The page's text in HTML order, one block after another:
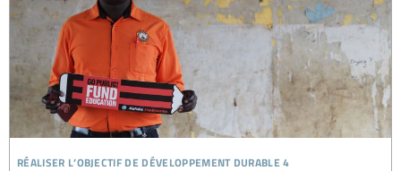
réaliser l’objectif de développement durable 4